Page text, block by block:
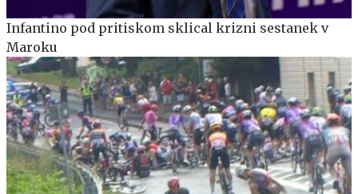
Infantino pod pritiskom sklical krizni sestanek v
Maroku